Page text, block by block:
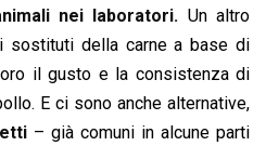
nei laboratori. Un altro
sostituti della carne a base di
il gusto e la consistenza di
E ci sono anche alternative,
– già comuni in alcune parti